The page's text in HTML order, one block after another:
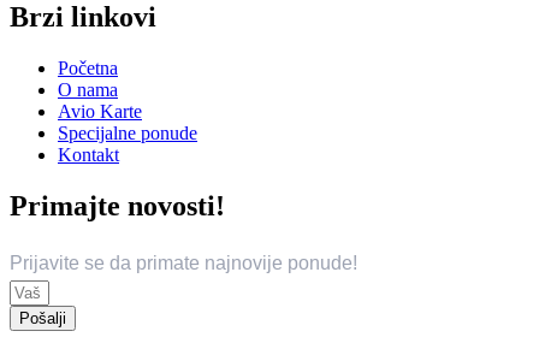
Prijaviti se
Korisničko ime ili e-pošta
Zaporka
Zaboravili ste zaporku?
Početna
Ljeto